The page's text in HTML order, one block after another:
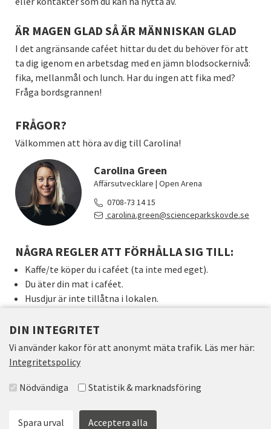
DIN INTEGRITET
Vi använder kakor för att anonymt mäta trafik. Läs mer här:
Integritetspolicy
Välj accepterade grupper
Nödvändiga Statistik & marknadsföring
Spara urval Acceptera alla
ÄR MAGEN GLAD SÅ ÄR MÄNNISKAN GLAD
I det angränsande caféet hittar du det du behöver för att
ta dig igenom en arbetsdag med en jämn blodsockernivå:
fika, mellanmål och lunch. Har du ingen att fika med?
Fråga bordsgrannen!
FRÅGOR?
Välkommen att höra av dig till Carolina!
Carolina Green
Affärsutvecklare | Open Arena
0708-73 14 15
carolina.green@scienceparkskovde.se
NÅGRA REGLER ATT FÖRHÅLLA SIG TILL:
Kaffe/te köper du i caféet (ta inte med eget).
Du äter din mat i caféet.
Husdjur är inte tillåtna i lokalen.
När arbetsdagen är slut ställer du i ordning möbler och
plockar undan efter dig.
Tänder du ljus är du ansvarig för att släcka dem.